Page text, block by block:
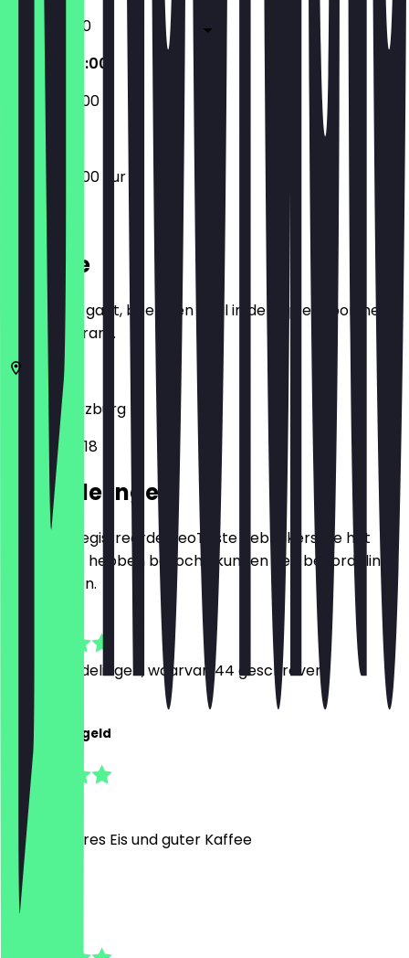
10:00 - 19:00
09:00 - 20:00
09:00 - 20:00
09:00 - 20:00 uur
Locatie
Voordat je gaat, boek een deal in de app en toon het in
het restaurant.
97070 Würzburg
Hofstraße 18
Beoordelingen
Alleen geregistreerde NeoTaste gebruikers die het
restaurant hebben bezocht, kunnen een beoordeling
achterlaten.
Beoordelingen, waarvan 44 geschreven
Jona Reidegeld
5 juli 2026
Sehr leckeres Eis und guter Kaffee
M
Martin